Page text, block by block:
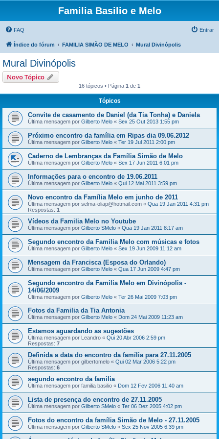
Familia Basilio e Melo
FAQ Entrar
Índice do fórum FAMILIA SIMÃO DE MELO Mural Divinópolis
Mural Divinópolis
Novo Tópico
16 tópicos • Página 1 de 1
Tópicos
Convite de casamento de Daniel (da Tia Tonha) e Daniela
Última mensagem por Gilberto Melo « Sex 25 Out 2013 1:55 pm
Próximo encontro da família em Ripas dia 09.06.2012
Última mensagem por Gilberto Melo « Ter 19 Jul 2011 2:00 pm
Caderno de Lembranças da Família Simão de Melo
Última mensagem por Gilberto Melo « Sex 17 Jun 2011 6:01 pm
Informações para o encontro de 19.06.2011
Última mensagem por Gilberto Melo « Qui 12 Mai 2011 3:59 pm
Novo encontro da Família Melo em junho de 2011
Última mensagem por selma-oliap@hotmail.com « Qua 19 Jan 2011 4:31 pm
Respostas: 1
Vídeos da Familia Melo no Youtube
Última mensagem por Gilberto SMelo « Qua 19 Jan 2011 8:17 am
Segundo encontro da Familia Melo com músicas e fotos
Última mensagem por Gilberto Melo « Sex 19 Jun 2009 11:12 am
Mensagem da Francisca (Esposa do Orlando)
Última mensagem por Gilberto Melo « Qua 17 Jun 2009 4:47 pm
Segundo encontro da Familia Melo em Divinópolis -
14/06/2009
Última mensagem por Gilberto Melo « Ter 26 Mai 2009 7:03 pm
Fotos da Familia da Tia Antonia
Última mensagem por Gilberto Melo « Dom 24 Mai 2009 11:23 am
Estamos aguardando as sugestões
Última mensagem por Leandro « Qui 20 Abr 2006 2:59 pm
Respostas: 7
Definida a data do encontro da família para 27.11.2005
Última mensagem por gilbertomelo « Qui 02 Mar 2006 5:22 pm
Respostas: 6
segundo encontro da familia
Última mensagem por familia basilio « Dom 12 Fev 2006 11:40 am
Lista de presença do encontro de 27.11.2005
Última mensagem por Gilberto SMelo « Ter 06 Dez 2005 4:02 pm
Fotos do encontro da família Simão de Melo - 27.11.2005
Última mensagem por Gilberto SMelo « Sex 25 Nov 2005 6:39 pm